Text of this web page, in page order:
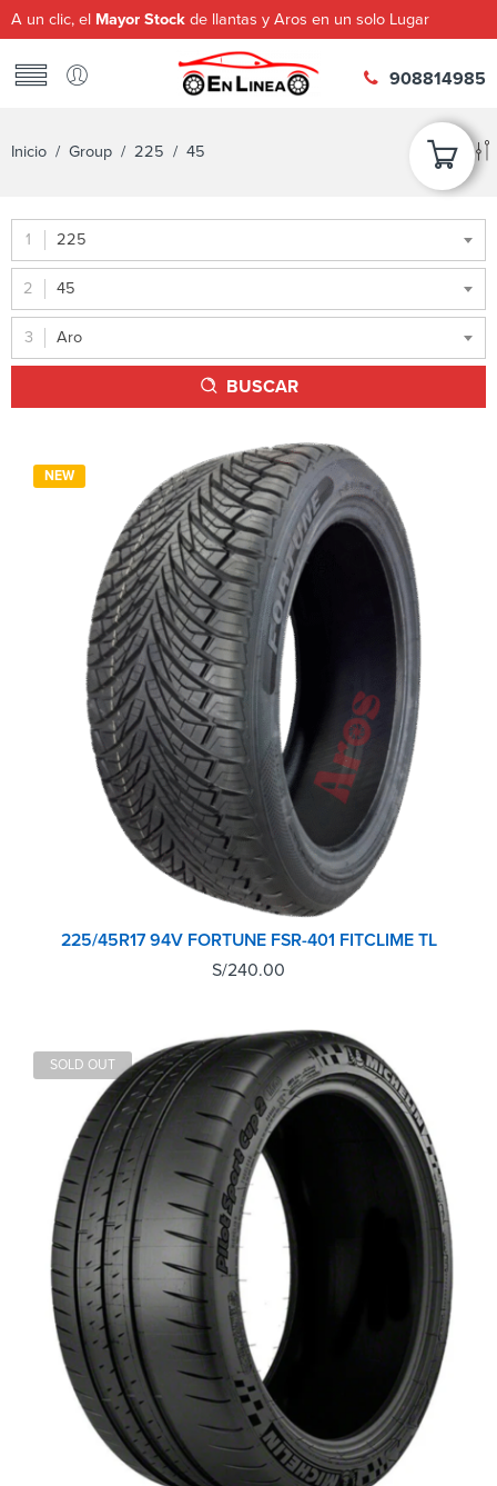
A un clic, el Mayor Stock de llantas y Aros en un solo Lugar
908814985
Inicio / Group / 225 / 45
225
45
Aro
BUSCAR
NEW
225/45R17 94V FORTUNE FSR-401 FITCLIME TL
S/240.00
SOLD OUT